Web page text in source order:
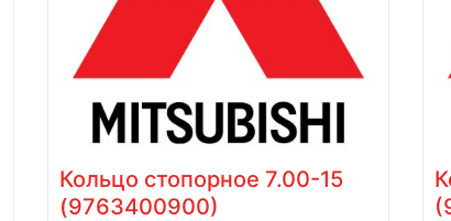
Кольцо стопорное 7.00-15
(9763400900)